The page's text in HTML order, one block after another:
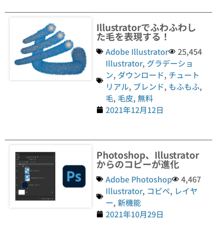
Illustratorでふわふわし
た毛を表現する！
Adobe Illustrator
25,454
Illustrator, グラデーショ
ン, ダウンロード, チュート
リアル, ブレンド, もふもふ,
毛, 毛皮,無料
2021年12月12日
Photoshop、Illustrator
からのコピーが進化
Adobe Photoshop
4,467
Illustrator, コピペ, レイヤ
ー,新機能
2021年10月29日